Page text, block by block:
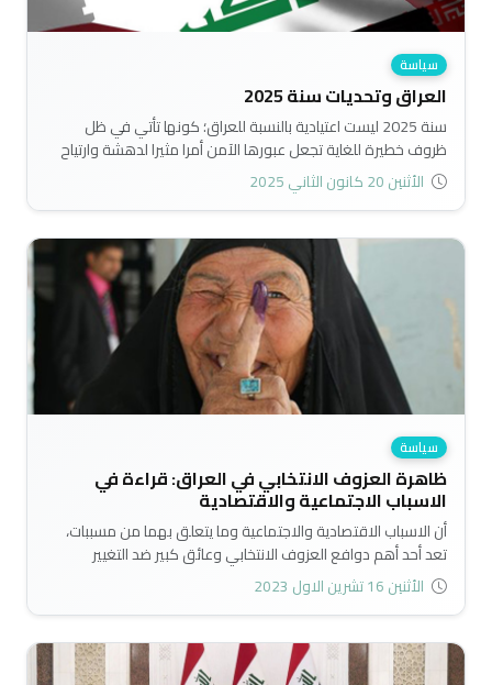
سياسة
العراق وتحديات سنة 2025
سنة 2025 ليست اعتيادية بالنسبة للعراق؛ كونها تأتي في ظل
ظروف خطيرة للغاية تجعل عبورها الآمن أمرا مثيرا لدهشة وارتياح
الحكومة وجميع القيادات السياسية المتنفذة في هذا البلد، ولذا
تتطلب الحذر الشديد، فالأخطاء المرتكبة فيها على مستوى القرارات
والمواقف والحسابات ستكون كارثية ومن الصعب تلافي اضرارها
وعواقبها..
الأثنين 20 كانون الثاني 2025
سياسة
ظاهرة العزوف الانتخابي في العراق: قراءة في
الاسباب الاجتماعية والاقتصادية
أن الاسباب الاقتصادية والاجتماعية وما يتعلق بهما من مسببات،
تعد أحد أهم دوافع العزوف الانتخابي وعائق كبير ضد التغيير
السياسي والمشاركة السياسية، ولعل هذا الامتناع أو العزوف يصب
في صالح القوى والأحزاب السياسية التقليدية الموجودة في دائرة
الحكم وإدارة الدولة منذ عام 2003 وحتى الآن؛ الأمر الذي يدفعها
إلى تعزيز موقفها السياسي وخلق حالة من الزبائنية السياسية
والجماهيرية للحفاظ على مكاسبها السياسية والانتخابية مع كل
الأثنين 16 تشرين الاول 2023